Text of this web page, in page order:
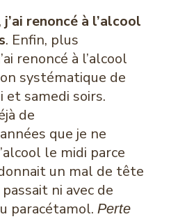
j’ai renoncé à l’alcool
. Enfin, plus
renoncé à l’alcool
systématique de
et samedi soirs.
de
que je ne
le midi parce
un mal de tête
ni avec de
paracétamol. Perte